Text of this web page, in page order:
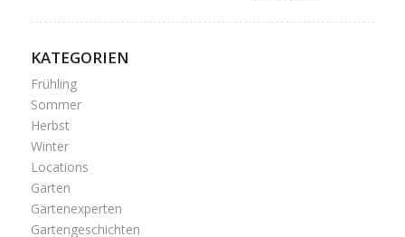
KATEGORIEN
Frühling
Sommer
Herbst
Winter
Locations
Gärten
Gärtenexperten
Gartengeschichten